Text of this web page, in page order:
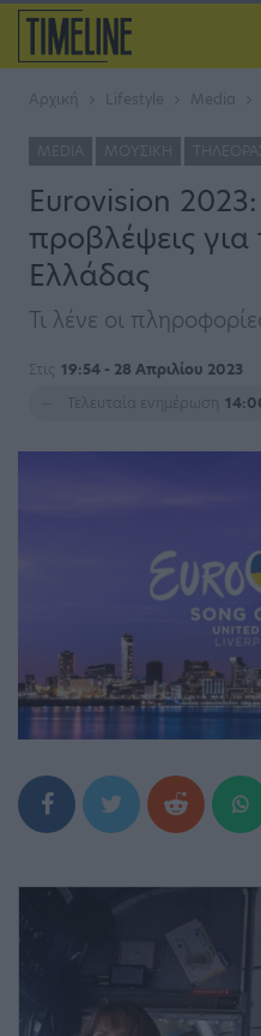
Αρχική Lifestyle Media
MEDIA ΜΟΥΣΙΚΉ
Eurovision
προβλέψεις
Ελλάδας
Τι λένε οι
Στις 19:54 - 28 Απριλίου 2023
Τελευταία ενημέρωση